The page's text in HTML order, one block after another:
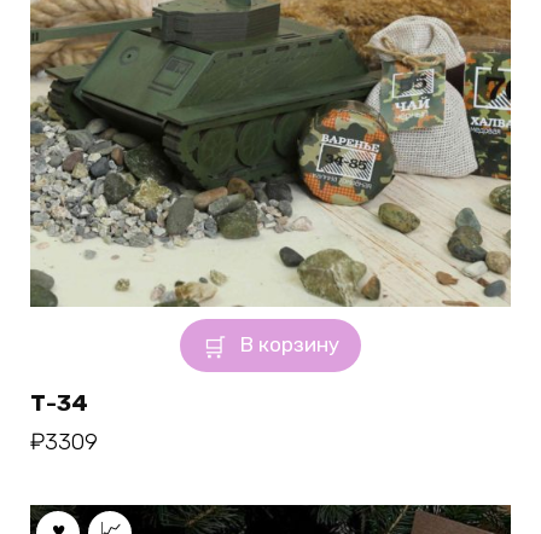
В корзину
Т-34
₽3309